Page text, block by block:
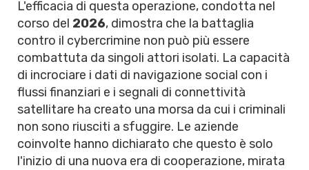
L'efficacia di questa operazione, condotta nel
corso del 2026, dimostra che la battaglia
contro il cybercrimine non può più essere
combattuta da singoli attori isolati. La capacità
di incrociare i dati di navigazione social con i
flussi finanziari e i segnali di connettività
satellitare ha creato una morsa da cui i criminali
non sono riusciti a sfuggire. Le aziende
coinvolte hanno dichiarato che questo è solo
l'inizio di una nuova era di cooperazione, mirata